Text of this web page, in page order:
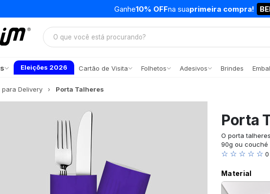
Ganhe10% OFFna suaprimeira compra!
Eleições 2026 Cartão de Visita Folhetos Adesivos Brindes
para Delivery Porta Talheres
Porta
O porta
90g ou couché
☆ ☆ ☆ ☆ ☆
Material